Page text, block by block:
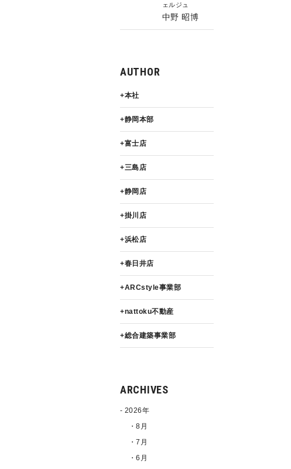
ェルジュ
中野 昭博
AUTHOR
本社
静岡本部
富士店
三島店
静岡店
掛川店
浜松店
春日井店
ARCstyle事業部
nattoku不動産
総合建築事業部
ARCHIVES
2026年
・8月
・7月
・6月